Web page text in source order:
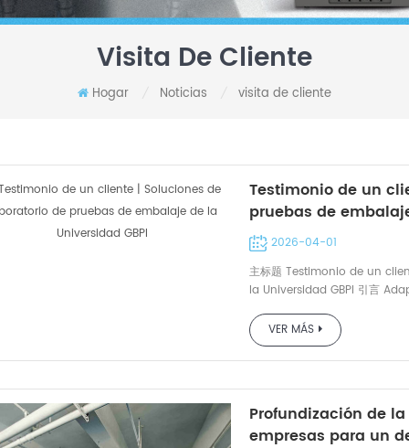
Visita De Cliente
Hogar Noticias visita de cliente
Testimonio de un
pruebas de
2026-04-01
主标题 Testimonio de un
la Universidad GBPI 引言
universidades e institutos
compromiso con el rigor
sin margen para el azar.
múltiples rondas de
de instrumentos de prueba
VER MÁS
Profundización de
empresas para un